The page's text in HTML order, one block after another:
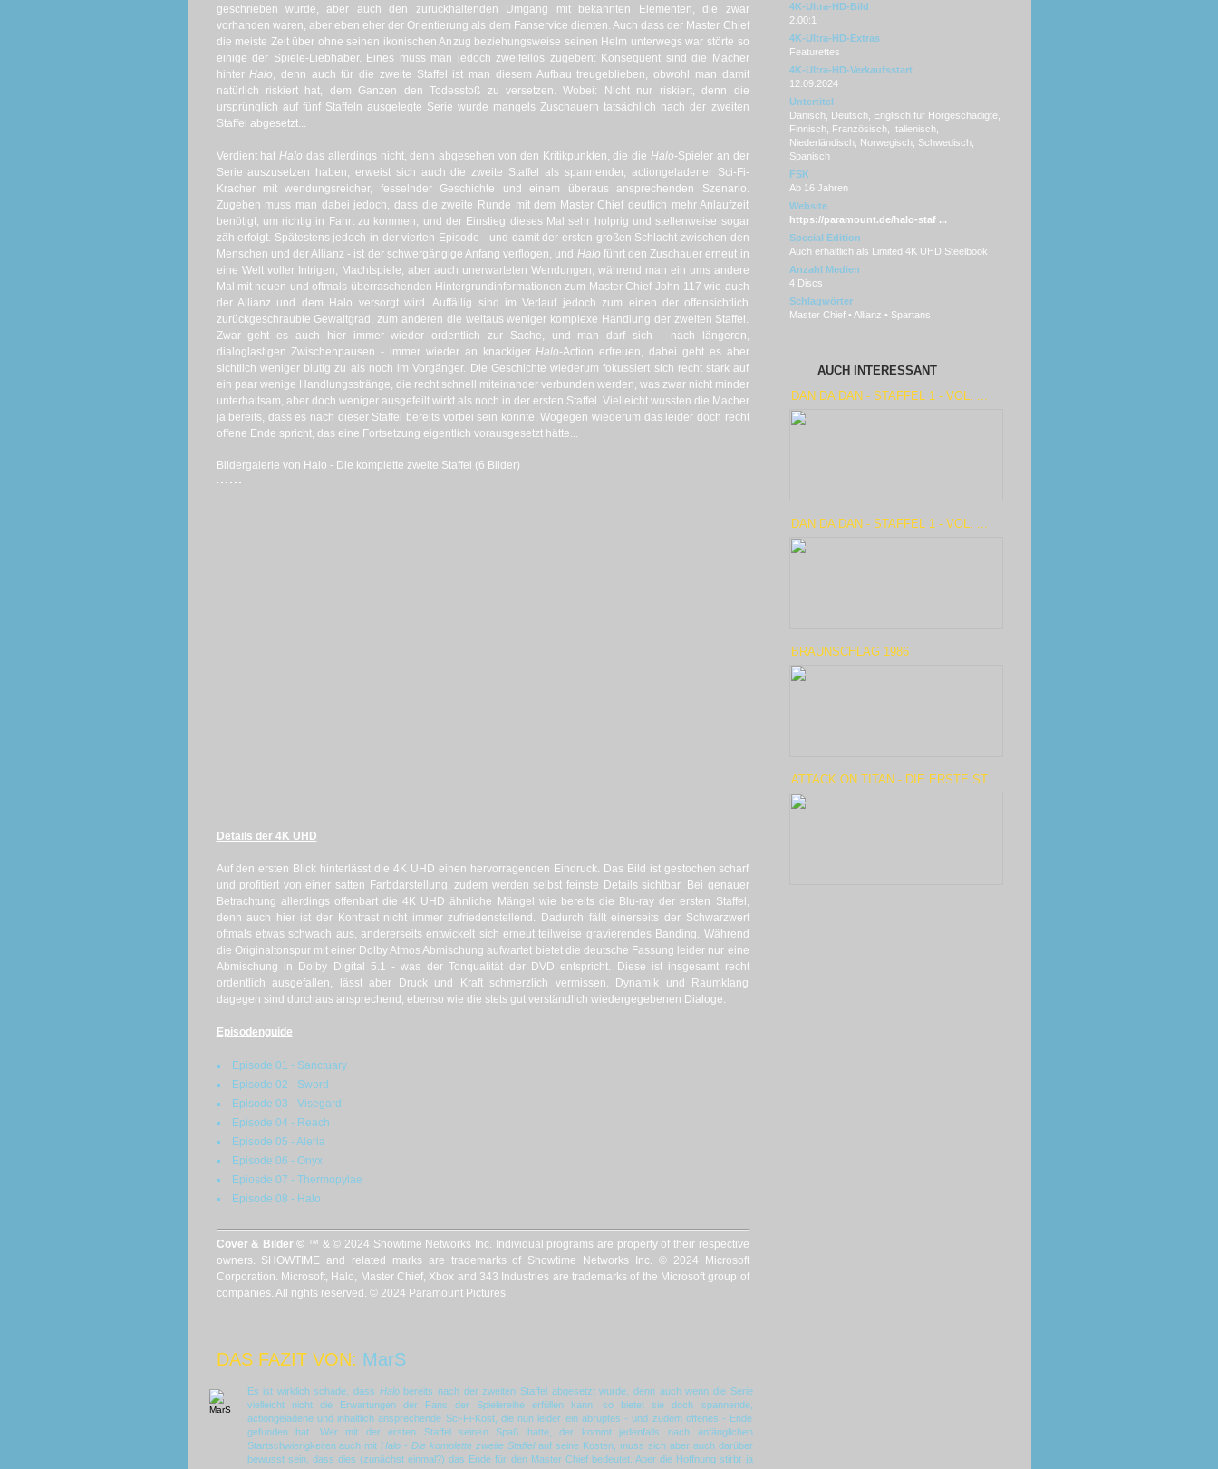
geschrieben wurde, aber auch den zurückhaltenden Umgang mit bekannten Elementen, die zwar
vorhanden waren, aber eben eher der Orientierung als dem Fanservice dienten. Auch dass der Master Chief
die meiste Zeit über ohne seinen ikonischen Anzug beziehungsweise seinen Helm unterwegs war störte so
einige der Spiele-Liebhaber. Eines muss man jedoch zweifellos zugeben: Konsequent sind die Macher
hinterHalo, denn auch für die zweite Staffel ist man diesem Aufbau treugeblieben, obwohl man damit
natürlich riskiert hat, dem Ganzen den Todesstoß zu versetzen. Wobei: Nicht nur riskiert, denn die
ursprünglich auf fünf Staffeln ausgelegte Serie wurde mangels Zuschauern tatsächlich nach der zweiten
Staffel abgesetzt...
Verdient hatHalo das allerdings nicht, denn abgesehen von den Kritikpunkten, die die Halo-Spieler an der
Serie auszusetzen haben, erweist sich auch die zweite Staffel als spannender, actiongeladener Sci-Fi-
Kracher mit wendungsreicher, fesselnder Geschichte und einem überaus ansprechenden Szenario.
Zugeben muss man dabei jedoch, dass die zweite Runde mit dem Master Chief deutlich mehr Anlaufzeit
benötigt, um richtig in Fahrt zu kommen, und der Einstieg dieses Mal sehr holprig und stellenweise sogar
zäh erfolgt. Spätestens jedoch in der vierten Episode - und damit der ersten großen Schlacht zwischen den
Menschen und der Allianz - ist der schwergängige Anfang verflogen, und Halo führt den Zuschauer erneut in
eine Welt voller Intrigen, Machtspiele, aber auch unerwarteten Wendungen, während man ein ums andere
Mal mit neuen und oftmals überraschenden Hintergrundinformationen zum Master Chief John-117 wie auch
der Allianz und dem Halo versorgt wird. Auffällig sind im Verlauf jedoch zum einen der offensichtlich
zurückgeschraubte Gewaltgrad, zum anderen die weitaus weniger komplexe Handlung der zweiten Staffel.
Zwar geht es auch hier immer wieder ordentlich zur Sache, und man darf sich - nach längeren,
dialoglastigen Zwischenpausen - immer wieder an knackigerHalo-Action erfreuen, dabei geht es aber
sichtlich weniger blutig zu als noch im Vorgänger. Die Geschichte wiederum fokussiert sich recht stark auf
ein paar wenige Handlungsstränge, die recht schnell miteinander verbunden werden, was zwar nicht minder
unterhaltsam, aber doch weniger ausgefeilt wirkt als noch in der ersten Staffel. Vielleicht wussten die Macher
ja bereits, dass es nach dieser Staffel bereits vorbei sein könnte. Wogegen wiederum das leider doch recht
offene Ende spricht, das eine Fortsetzung eigentlich vorausgesetzt hätte...
Bildergalerie von Halo - Die komplette zweite Staffel (6 Bilder)
Details der 4K UHD
Auf den ersten Blick hinterlässt die 4K UHD einen hervorragenden Eindruck. Das Bild ist gestochen scharf
und profitiert von einer satten Farbdarstellung, zudem werden selbst feinste Details sichtbar. Bei genauer
Betrachtung allerdings offenbart die 4K UHD ähnliche Mängel wie bereits die Blu-ray der ersten Staffel,
denn auch hier ist der Kontrast nicht immer zufriedenstellend. Dadurch fällt einerseits der Schwarzwert
oftmals etwas schwach aus, andererseits entwickelt sich erneut teilweise gravierendes Banding. Während
die Originaltonspur mit einer Dolby Atmos Abmischung aufwartet bietet die deutsche Fassung leider nur eine
Abmischung in Dolby Digital 5.1 - was der Tonqualität der DVD entspricht. Diese ist insgesamt recht
ordentlich ausgefallen, lässt aber Druck und Kraft schmerzlich vermissen. Dynamik und Raumklang
dagegen sind durchaus ansprechend, ebenso wie die stets gut verständlich wiedergegebenen Dialoge.
Episodenguide
Episode 01 - Sanctuary
Episode 02 - Sword
Episode 03 - Visegard
Episode 04 - Reach
Episode 05 - Aleria
Episode 06 - Onyx
Epiosde 07 - Thermopylae
Episode 08 - Halo
Cover & Bilder © ™ & © 2024 Showtime Networks Inc. Individual programs are property of their respective
owners. SHOWTIME and related marks are trademarks of Showtime Networks Inc. © 2024 Microsoft
Corporation. Microsoft, Halo, Master Chief, Xbox and 343 Industries are trademarks of the Microsoft group of
companies. All rights reserved. © 2024 Paramount Pictures
DAS FAZIT VON: MarS
Es ist wirklich schade, dass Halobereits nach der zweiten Staffel abgesetzt wurde, denn auch wenn die Serie
vielleicht nicht die Erwartungen der Fans der Spielereihe erfüllen kann, so bietet sie doch spannende,
actiongeladene und inhaltlich ansprechende Sci-Fi-Kost, die nun leider ein abruptes - und zudem offenes - Ende
gefunden hat. Wer mit der ersten Staffel seinen Spaß hatte, der kommt jedenfalls nach anfänglichen
Startschwierigkeiten auch mitHalo - Die komplette zweite Staffelauf seine Kosten, muss sich aber auch darüber
bewusst sein, dass dies (zunächst einmal?) das Ende für den Master Chief bedeutet. Aber die Hoffnung stirbt ja
4K-Ultra-HD-Bild
2.00:1
4K-Ultra-HD-Extras
Featurettes
4K-Ultra-HD-Verkaufsstart
12.09.2024
Untertitel
Dänisch, Deutsch, Englisch für Hörgeschädigte,
Finnisch, Französisch, Italienisch,
Niederländisch, Norwegisch, Schwedisch,
Spanisch
FSK
Ab 16 Jahren
Website
https://paramount.de/halo-staf ...
Special Edition
Auch erhältlich als Limited 4K UHD Steelbook
Anzahl Medien
4 Discs
Schlagwörter
Master Chief • Allianz • Spartans
AUCH INTERESSANT
DAN DA DAN - STAFFEL 1 - VOL. ...
DAN DA DAN - STAFFEL 1 - VOL. ...
BRAUNSCHLAG 1986
ATTACK ON TITAN - DIE ERSTE ST...